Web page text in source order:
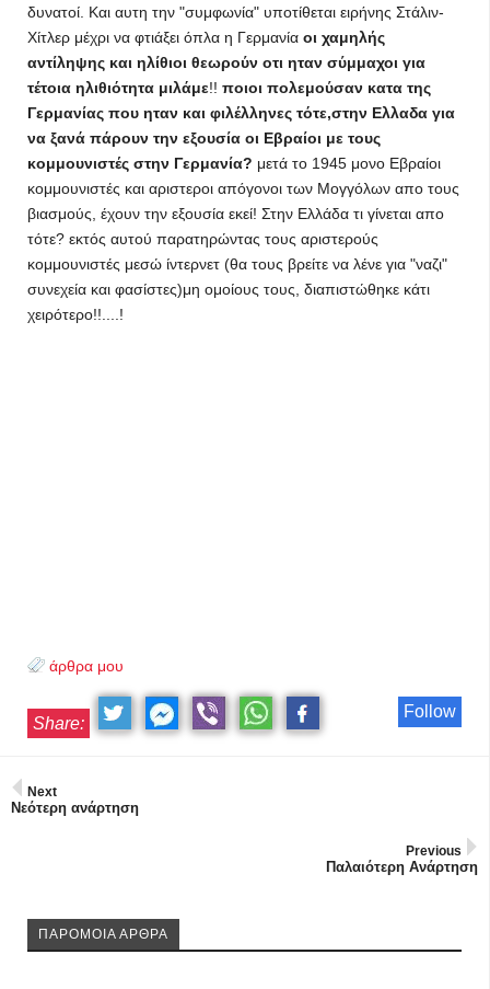
δυνατοί. Και αυτη την "συμφωνία" υποτίθεται ειρήνης Στάλιν-
Χίτλερ μέχρι να φτιάξει όπλα η Γερμανία οι χαμηλής
αντίληψης και ηλίθιοι θεωρούν οτι ηταν σύμμαχοι για
τέτοια ηλιθιότητα μιλάμε!! ποιοι πολεμούσαν κατα της
Γερμανίας που ηταν και φιλέλληνες τότε,στην Ελλαδα για
να ξανά πάρουν την εξουσία οι Εβραίοι με τους
κομμουνιστές στην Γερμανία? μετά το 1945 μονο Εβραίοι
κομμουνιστές και αριστεροι απόγονοι των Μογγόλων απο τους
βιασμούς, έχουν την εξουσία εκεί! Στην Ελλάδα τι γίνεται απο
τότε? εκτός αυτού παρατηρώντας τους αριστερούς
κομμουνιστές μεσώ ίντερνετ (θα τους βρείτε να λένε για "ναζι"
συνεχεία και φασίστες)μη ομοίους τους, διαπιστώθηκε κάτι
χειρότερο!!....!
άρθρα μου
Follow
Share:
Next
Νεότερη ανάρτηση
Previous
Παλαιότερη Ανάρτηση
ΠΑΡΟΜΟΙΑ ΑΡΘΡΑ